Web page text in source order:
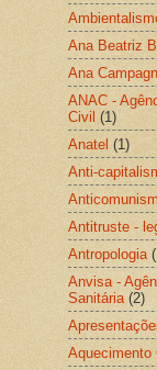
Ana Beatriz
Ana
ANAC -
Civil (1)
Anatel (1)
Anti-
Antitruste -
Antropologia
Anvisa -
Sanitária (2)
Aquecimento